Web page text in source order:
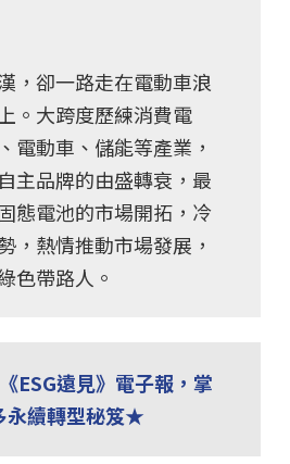
，卻一路走在電動車浪
。大跨度歷練消費電
電動車、儲能等產業，
主品牌的由盛轉衰，最
態電池的市場開拓，冷
，熱情推動市場發展，
色帶路人。
ESG遠見》電子報，掌
永續轉型秘笈★